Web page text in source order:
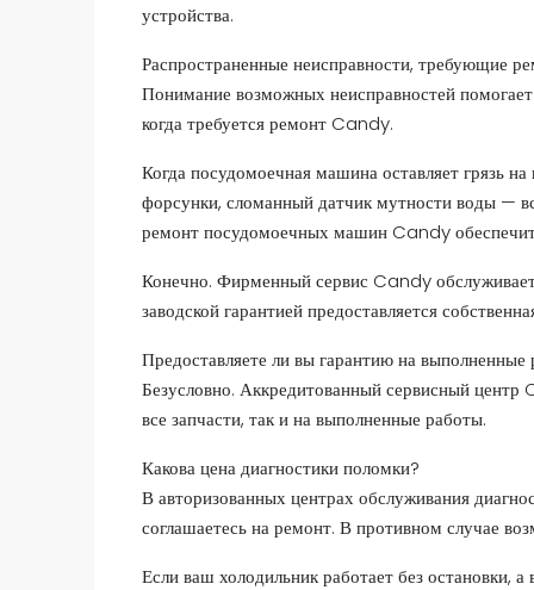
устройства.
Распространенные неисправности, требующие
Понимание возможных неисправностей
когда требуется ремонт Candy.
Когда посудомоечная машина оставляет грязь
форсунки, сломанный датчик мутности воды —
ремонт посудомоечных машин Candy
Конечно. Фирменный сервис Candy
заводской гарантией предоставляется
Предоставляете ли вы гарантию на выполненные
Безусловно. Аккредитованный сервисный
все запчасти, так и на выполненные работы.
Какова цена диагностики поломки?
В авторизованных центрах обслуживания
соглашаетесь на ремонт. В противном случае
Если ваш холодильник работает без остановки,